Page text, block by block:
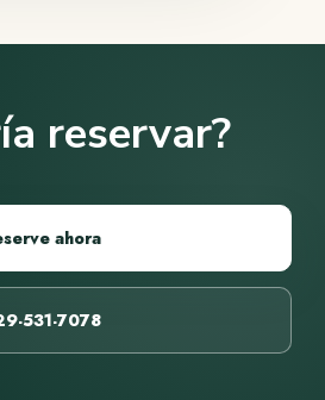
reservar?
ahora
531-7078